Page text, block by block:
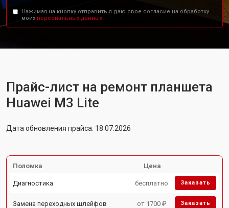
Нажимая на кнопку отправить я даю свое согласие на обработку
моих персональных данных.
Прайс-лист на ремонт планшета
Huawei M3 Lite
Дата обновления прайса: 18.07.2026
Поломка Цена
Диагностика бесплатно Заказать
Замена переходных шлейфов от 1700 ₽ Заказать